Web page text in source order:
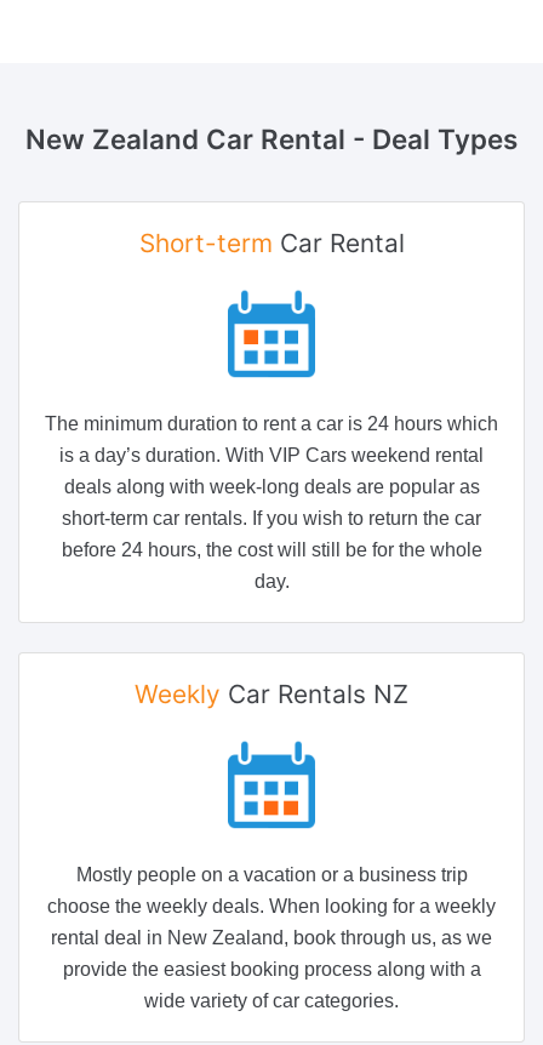
New Zealand Car Rental - Deal Types
Short-term Car Rental
The minimum duration to rent a car is 24 hours which
is a day’s duration. With VIP Cars weekend rental
deals along with week-long deals are popular as
short-term car rentals. If you wish to return the car
before 24 hours, the cost will still be for the whole
day.
Weekly Car Rentals NZ
Mostly people on a vacation or a business trip
choose the weekly deals. When looking for a weekly
rental deal in New Zealand, book through us, as we
provide the easiest booking process along with a
wide variety of car categories.